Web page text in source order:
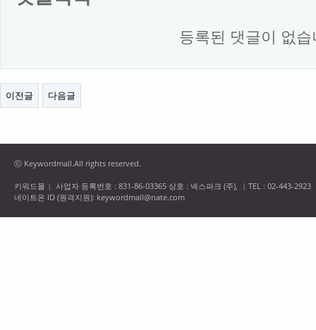
등록된 댓글이 없
이전글 다음글
ⓒ Keywordmall.All rights reserved.
키워드몰 | 사업자 등록번호 : 831-86-03365 상호 : 넥스파크 (주), | TEL : 02-443-2923
네이트온 ID (원격지원): keywordmall@nate.com